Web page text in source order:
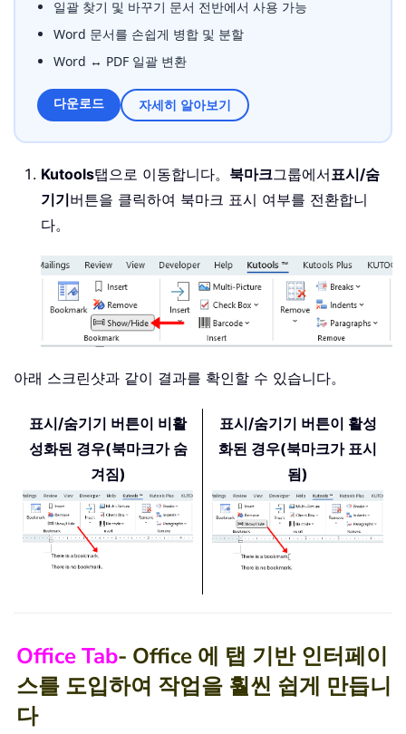
일괄 찾기 및 바꾸기 문서 전반에서 사용 가능
Word 문서를 손쉽게 병합 및 분할
Word ↔ PDF 일괄 변환
다운로드 자세히 알아보기
Kutools탭으로 이동합니다。 북마크그룹에서표시/숨
기기버튼을 클릭하여 북마크 표시 여부를 전환합니
다。
아래 스크린샷과 같이 결과를 확인할 수 있습니다。
표시/숨기기 버튼이 비활
성화된 경우(북마크가 숨
겨짐)
표시/숨기기 버튼이 활성
화된 경우(북마크가 표시
됨)
Office Tab- Office 에 탭 기반 인터페이
스를 도입하여 작업을 훨씬 쉽게 만듭니
다